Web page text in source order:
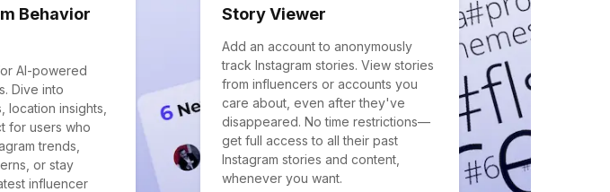
Behavior
AI-powered
Dive into
location insights,
for users who
trends,
or stay
influencer
Story Viewer
Add an account to anonymously
track Instagram stories. View stories
from influencers or accounts you
care about, even after they've
disappeared. No time restrictions—
get full access to all their past
Instagram stories and content,
whenever you want.